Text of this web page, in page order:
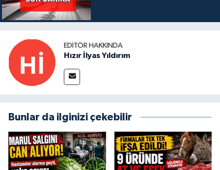
EDITÖR HAKKINDA
Hızır İlyas Yıldırım
Bunlar da ilginizi çekebilir